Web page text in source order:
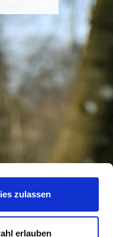
zulassen
erlauben